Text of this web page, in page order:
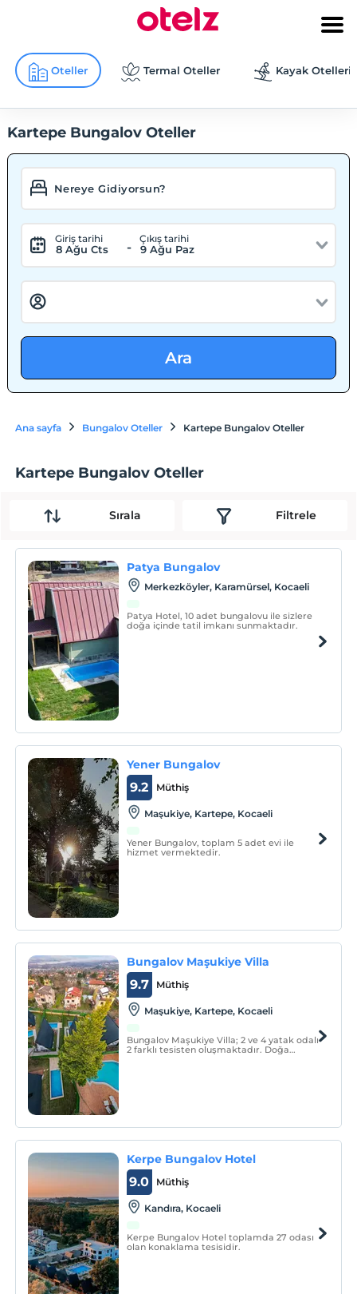
Oteller Termal Oteller Kayak Otelleri
Kartepe Bungalov Oteller
Giriş tarihi
8 Ağu Cts -
Çıkış tarihi
9 Ağu Paz
Ara
Ana sayfa Bungalov Oteller Kartepe Bungalov Oteller
Kartepe Bungalov Oteller
Sırala Filtrele
Patya Bungalov
Merkezköyler, Karamürsel, Kocaeli
Patya Hotel, 10 adet bungalovu ile sizlere
doğa içinde tatil imkanı sunmaktadır.
Yener Bungalov
Müthiş
9.2
Maşukiye, Kartepe, Kocaeli
Yener Bungalov, toplam 5 adet evi ile
hizmet vermektedir.
Bungalov Maşukiye Villa
Müthiş
9.7
Maşukiye, Kartepe, Kocaeli
Bungalov Maşukiye Villa; 2 ve 4 yatak odalı
2 farklı tesisten oluşmaktadır. Doğa
Kerpe Bungalov Hotel
Müthiş
9.0
Kandıra, Kocaeli
Kerpe Bungalov Hotel toplamda 27 odası
olan konaklama tesisidir.